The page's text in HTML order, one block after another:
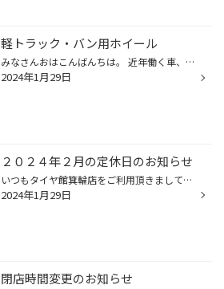
軽トラック・バン用ホイール
みなさんおはこんばんちは。 近年働く車、軽トラなんかもホイールをおしゃれにカスタマイズする方が増えています。 いろんなカラー、デザイン等が各メーカーからもたくさん出ていますので、 気になる方は是非！！ご来店お待ちしております！！！
2024年1月29日
２０２４年２月の定休日のお知らせ
いつもタイヤ館箕輪店をご利用頂きまして誠にありがとうございます。 2月の定休日は毎週火曜日.水曜日の 2月6日、7日、13日、14日、20日、21日、27日、２８日となります。 お客様にはご迷惑をおかけ致しますが宜しくお願い致します。
2024年1月29日
閉店時間変更のお知らせ